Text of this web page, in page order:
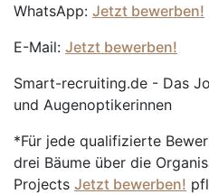
WhatsApp: Jetzt bewerben!
E-Mail: Jetzt bewerben!
Smart-recruiting.de - Das
und Augenoptikerinnen
*Für jede qualifizierte
drei Bäume über die
Projects Jetzt bewerben!